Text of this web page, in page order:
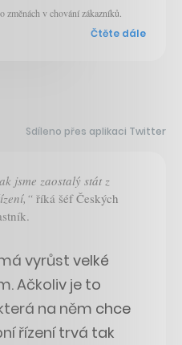
v chování zákazníků.
Čtěte dále
Sdíleno přes aplikaci Twitter
jsme zaostalý stát z
říká šéf Českých
vyrůst velké
Ačkoliv je to
na něm chce
řízení trvá tak